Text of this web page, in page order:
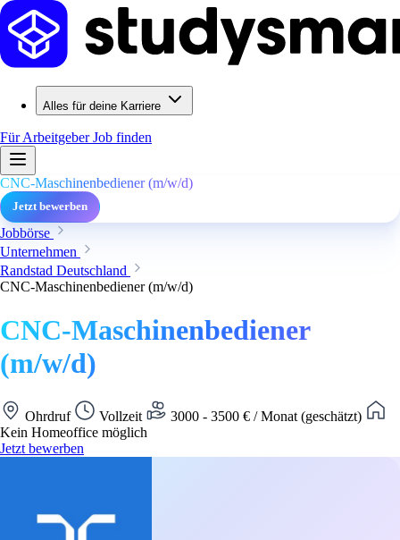
Alles für deine Karriere
Für ArbeitgeberJob finden
CNC-Maschinenbediener (m/w/d)
Jetzt bewerben
Jobbörse
Unternehmen
Randstad Deutschland
CNC-Maschinenbediener (m/w/d)
CNC-Maschinenbediener
(m/w/d)
Ohrdruf Vollzeit
3000 - 3500 € / Monat (geschätzt)
Kein Homeoffice möglich
Jetzt bewerben